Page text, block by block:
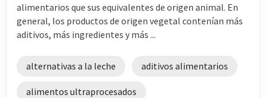
alimentarios que sus equivalentes de origen animal. En
general, los productos de origen vegetal contenían más
aditivos, más ingredientes y más ...
alternativas a la leche aditivos alimentarios
alimentos ultraprocesados